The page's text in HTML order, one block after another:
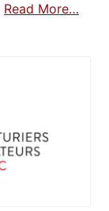
Read More…